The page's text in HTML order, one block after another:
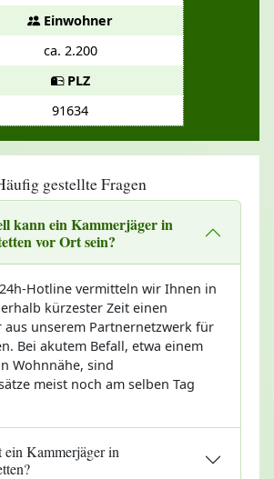
Einwohner
ca. 2.200
PLZ
91634
gestellte Fragen
kann ein Kammerjäger in
vor Ort sein?
Hotline vermitteln wir Ihnen in
kürzester Zeit einen
aus unserem Partnernetzwerk für
Bei akutem Befall, etwa einem
Wohnnähe, sind
meist noch am selben Tag
ein Kammerjäger in